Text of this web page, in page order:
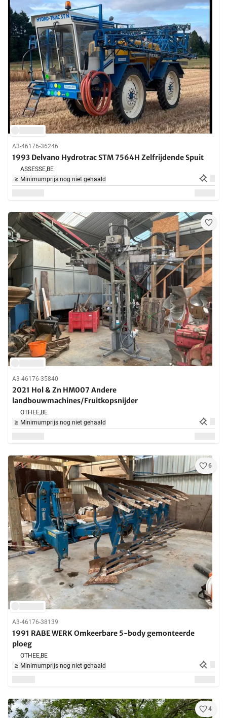
A3-46176-36246
1993 Delvano Hydrotrac STM 7564H Zelfrijdende Spuit
ASSESSE,BE
Minimumprijs nog niet gehaald
A3-46176-35840
2021 Hol & Zn HM007 Andere
landbouwmachines/Fruitkopsnijder
OTHEE,BE
Minimumprijs nog niet gehaald
6
A3-46176-38139
1991 RABE WERK Omkeerbare 5-body gemonteerde
ploeg
OTHEE,BE
Minimumprijs nog niet gehaald
4